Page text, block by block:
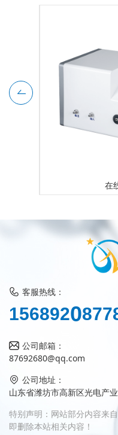
在
客服热线：
1568920877
公司邮箱：
87692680@qq.com
公司地址：
山东省潍坊市高新区光电产
特别声明：网站部分内容来
即删除本站相关内容！